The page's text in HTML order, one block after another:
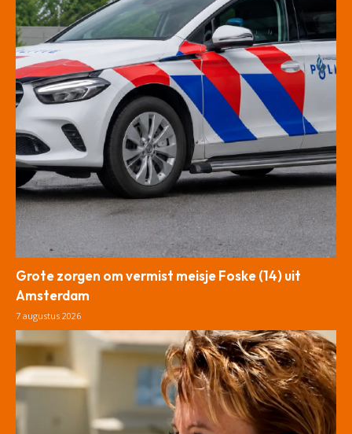
Grote zorgen om vermist meisje Foske (14) uit
Amsterdam
7 augustus 2026